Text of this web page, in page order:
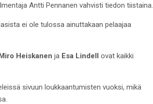
Antti Pennanen vahvisti tiedon tiistaina.
ei ole tulossa ainuttakaan pelaajaa
Heiskanen ja Esa Lindell ovat kaikki
sivuun loukkaantumisten vuoksi, mikä